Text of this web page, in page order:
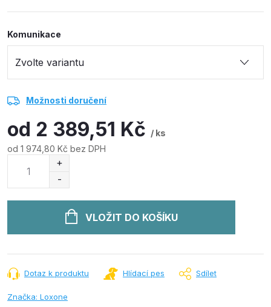
Komunikace
Možnosti doručení
od 2 389,51 Kč / ks
od 1 974,80 Kč bez DPH
VLOŽIT DO KOŠÍKU
Dotaz k produktu Hlídací pes Sdílet
Značka: Loxone